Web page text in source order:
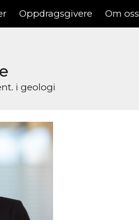
Skip to navigation
Oppdragsgivere Om oss
i geologi